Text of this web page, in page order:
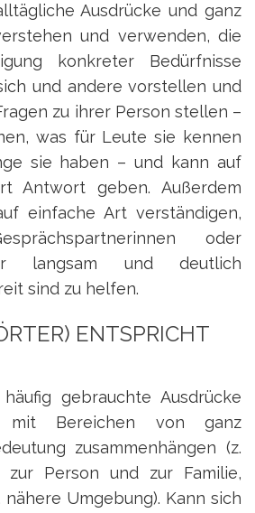
Ausdrücke und ganz
und verwenden, die
konkreter Bedürfnisse
und andere vorstellen und
zu ihrer Person stellen –
was für Leute sie kennen
sie haben – und kann auf
Antwort geben. Außerdem
einfache Art verständigen,
oder
langsam und deutlich
sind zu helfen.
ENTSPRICHT
gebrauchte Ausdrücke
mit Bereichen von ganz
zusammenhängen (z.
zur Person und zur Familie,
nähere Umgebung). Kann sich